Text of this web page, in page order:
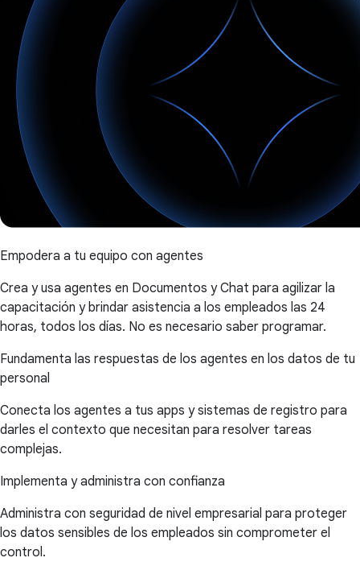
Empodera a tu equipo con agentes
Crea y usa agentes en Documentos y Chat para agilizar la
capacitación y brindar asistencia a los empleados las 24
horas, todos los días. No es necesario saber programar.
Fundamenta las respuestas de los agentes en los datos de tu
personal
Conecta los agentes a tus apps y sistemas de registro para
darles el contexto que necesitan para resolver tareas
complejas.
Implementa y administra con confianza
Administra con seguridad de nivel empresarial para proteger
los datos sensibles de los empleados sin comprometer el
control.